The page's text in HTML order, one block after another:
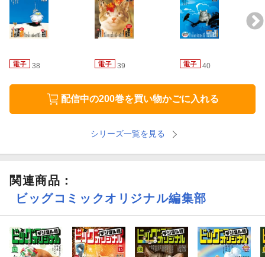
38 39 40
配信中の200巻を買い物かごに入れる
シリーズ一覧を見る
関連商品 ：
ビッグコミックオリジナル編集部